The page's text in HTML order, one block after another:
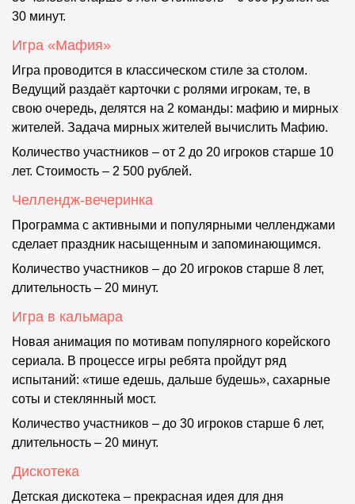
30 минут.
Игра «Мафия»
Игра проводится в классическом стиле за столом.
Ведущий раздаёт карточки с ролями игрокам, те, в
свою очередь, делятся на 2 команды: мафию и мирных
жителей. Задача мирных жителей вычислить Мафию.
Количество участников – от 2 до 20 игроков старше 10
лет. Стоимость – 2 500 рублей.
Челлендж-вечеринка
Программа с активными и популярными челленджами
сделает праздник насыщенным и запоминающимся.
Количество участников – до 20 игроков старше 8 лет,
длительность – 20 минут.
Игра в кальмара
Новая анимация по мотивам популярного корейского
сериала. В процессе игры ребята пройдут ряд
испытаний: «тише едешь, дальше будешь», сахарные
соты и стеклянный мост.
Количество участников – до 30 игроков старше 6 лет,
длительность – 20 минут.
Дискотека
Детская дискотека – прекрасная идея для дня